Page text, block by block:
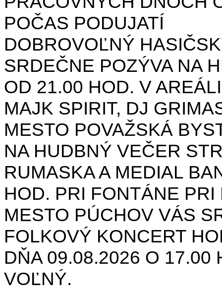
POČAS PODUJATÍ
DOBROVOĽNÝ
SRDEČNE POZÝVA NA
OD 21.00 HOD. V
MAJK SPIRIT, DJ
MESTO POVAŽSKÁ
NA HUDBNÝ VEČER
RUMASKA A MEDIAL
HOD. PRI FONTÁNE PRI
MESTO PÚCHOV VÁS
FOLKOVÝ KONCERT
DŇA 09.08.2026 O 17.00
VOĽNÝ.